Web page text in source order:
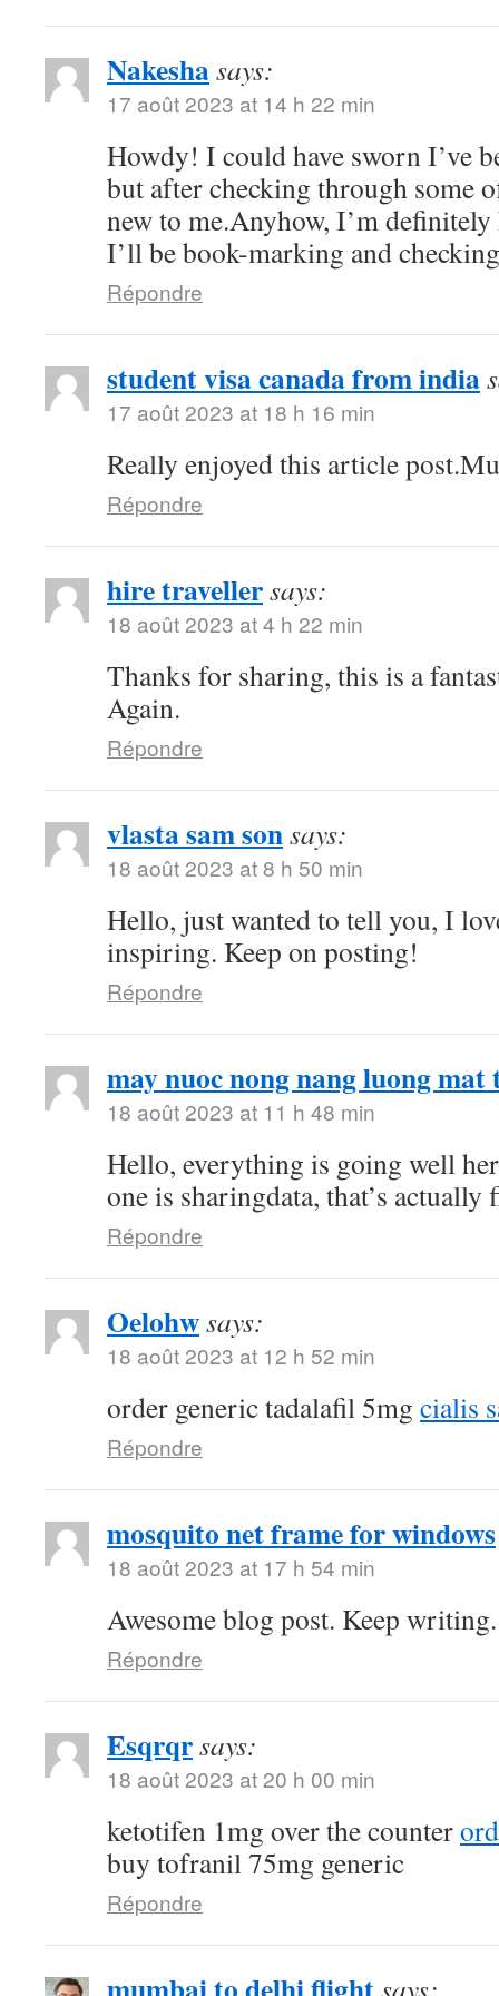
Nakeshasays:
17 août 2023 at 14 h 22 min
Howdy! I could have sworn I’ve
but after checking through some
new to me.Anyhow, I’m
I’ll be book-marking and
Répondre
student visa canada from india
17 août 2023 at 18 h 16 min
Really enjoyed this article
Répondre
hire travellersays:
18 août 2023 at 4 h 22 min
Thanks for sharing, this is a
Again.
Répondre
vlasta sam sonsays:
18 août 2023 at 8 h 50 min
Hello, just wanted to tell you, I
inspiring. Keep on posting!
Répondre
may nuoc nong nang luong
18 août 2023 at 11 h 48 min
Hello, everything is going well
one is sharingdata, that’s
Répondre
Oelohwsays:
18 août 2023 at 12 h 52 min
order generic tadalafil 5mg cialis
Répondre
mosquito net frame for windows
18 août 2023 at 17 h 54 min
Awesome blog post. Keep writing.
Répondre
Esqrqrsays:
18 août 2023 at 20 h 00 min
ketotifen 1mg over the counter
buy tofranil 75mg generic
Répondre
says: